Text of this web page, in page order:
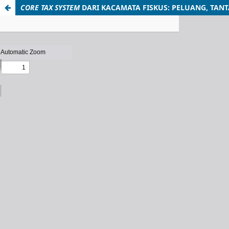
CORE TAX SYSTEMDARI KACAMATA FISKUS: PELUANG,